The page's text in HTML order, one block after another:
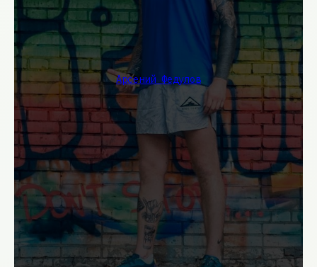
Арсений Федулов